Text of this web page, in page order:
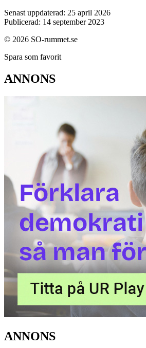
Senast uppdaterad: 25 april 2026
Publicerad: 14 september 2023
© 2026 SO-rummet.se
Spara som favorit
ANNONS
ANNONS